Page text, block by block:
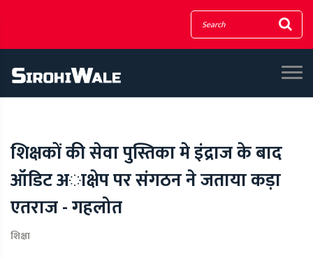
शिक्षकों की सेवा पुस्तिका मे इंद्राज के बाद
ऑडिट अाक्षेप पर संगठन ने जताया कड़ा
एतराज - गहलोत
शिक्षा